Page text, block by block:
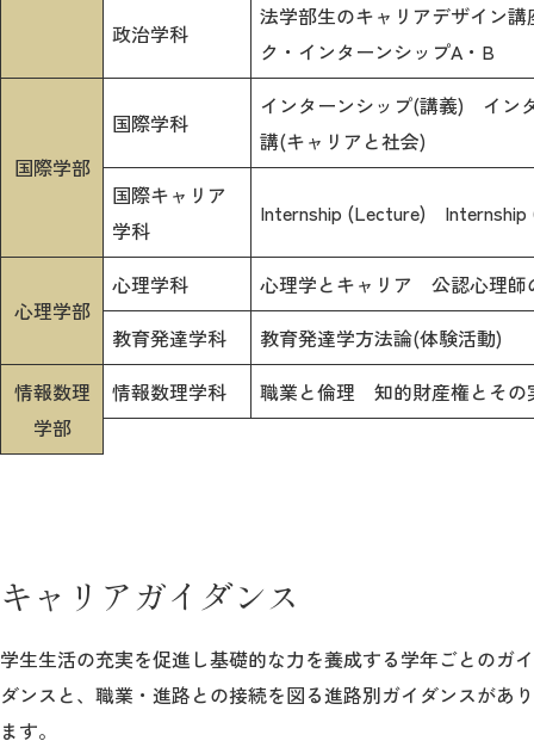
政治学科
法学部生のキャリアデザイン
ク・インターンシップA・B
国際学部
国際学科
インターンシップ(講義) イ
講(キャリアと社会)
国際キャリア
学科
Internship (Lecture) Internship
心理学部
心理学科
心理学とキャリア 公認心理師
教育発達学科
教育発達学方法論(体験活動)
情報数理
学部
情報数理学科 職業と倫理 知的財産権とその
キャリアガイダンス
学生生活の充実を促進し基礎的な力を養成する学年ごとのガイ
ダンスと、職業・進路との接続を図る進路別ガイダンスがあり
ます。